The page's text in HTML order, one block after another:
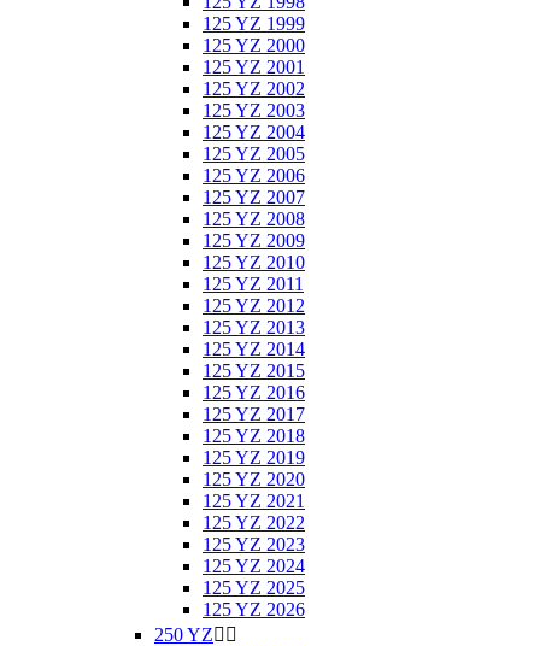
125 YZ 1999
125 YZ 2000
125 YZ 2001
125 YZ 2002
125 YZ 2003
125 YZ 2004
125 YZ 2005
125 YZ 2006
125 YZ 2007
125 YZ 2008
125 YZ 2009
125 YZ 2010
125 YZ 2011
125 YZ 2012
125 YZ 2013
125 YZ 2014
125 YZ 2015
125 YZ 2016
125 YZ 2017
125 YZ 2018
125 YZ 2019
125 YZ 2020
125 YZ 2021
125 YZ 2022
125 YZ 2023
125 YZ 2024
125 YZ 2025
125 YZ 2026
250 YZ 